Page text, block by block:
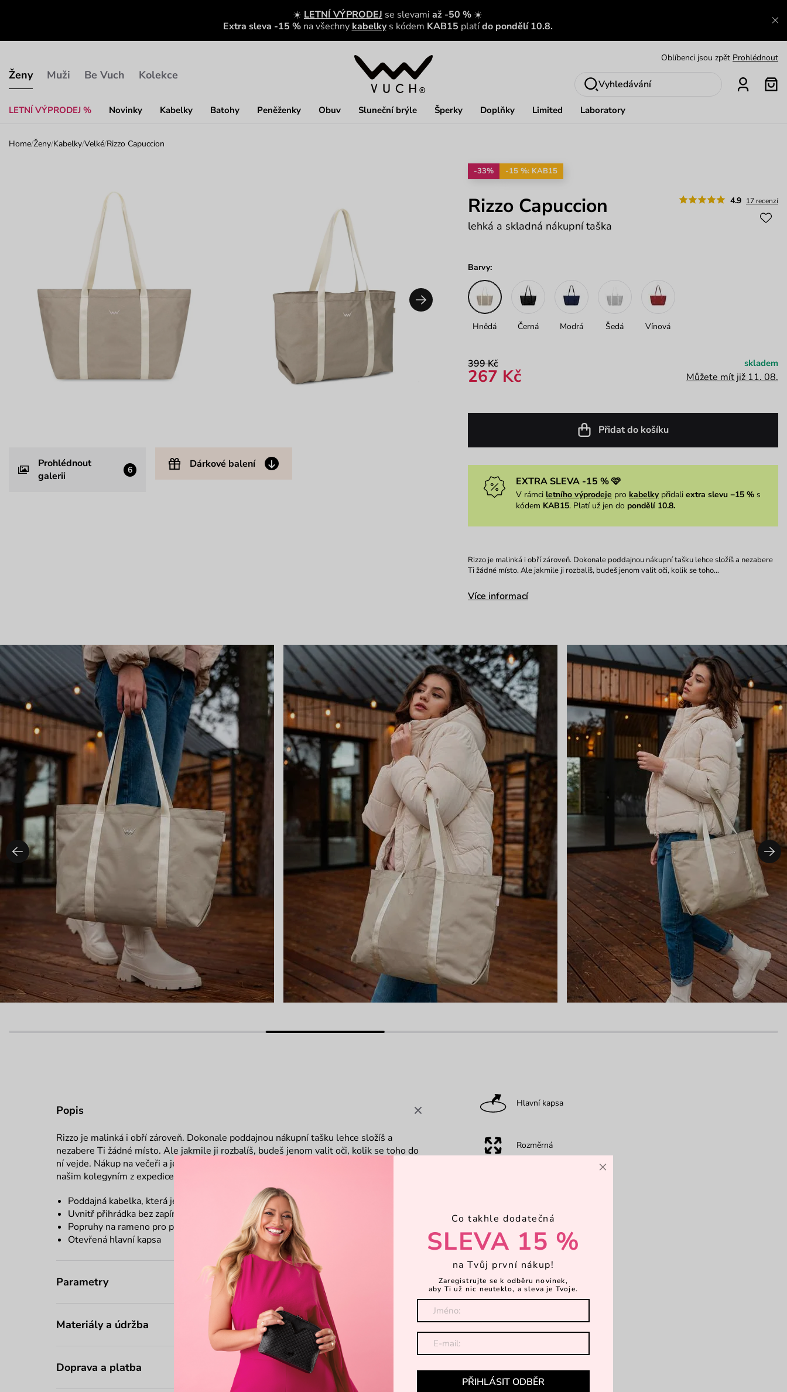
☀️ LETNÍ VÝPRODEJ se slevami až -50 % ☀️
Extra sleva -15 % na všechny kabelky s kódem KAB15 platído pondělí 10.8.
Ženy
LETNÍ VÝPRODEJ % Novinky Kabelky Batohy Peněženky Obuv Sluneční brýle Šperky Doplňky Limited Laboratory
Muži Be Vuch Kolekce
Nech se inspirovat Ukázat
Vyhledávání
Home/Ženy/Kabelky/Velké/Rizzo Capuccion
Prohlédnout
galerii
6 Dárkové balení
-33% -15 %: KAB15
4.9 17 recenzí
Rizzo Capuccion
lehká a skladná nákupní taška
Barvy:
Hnědá Černá Modrá Šedá Vínová
399 Kč
267 Kč
skladem
Můžete mít již 11. 08.
Přidat do košíku
EXTRA SLEVA -15 % 🩷
V rámci letního výprodeje pro kabelkypřidali extra slevu −15 %s
kódem KAB15. Platí už jen do pondělí 10.8.
Rizzo je malinká i obří zároveň. Dokonale poddajnou nákupní tašku lehce složíš a nezabere
Ti žádné místo. Ale jakmile ji rozbalíš, budeš jenom valit oči, kolik se toho…
Více informací
Popis
Rizzo je malinká i obří zároveň. Dokonale poddajnou nákupní tašku lehce složíš a
nezabere Ti žádné místo. Ale jakmile ji rozbalíš, budeš jenom valit oči, kolik se toho do
ní vejde. Nákup na večeři a ještě ti tam spousta místa zbyde. Za inspiraci patří díky
našim kolegyním z expedice. ♥
Poddajná kabelka, která je skladná a ideální na nákupy
Uvnitř přihrádka bez zapínání
Popruhy na rameno pro pohodlné nošení
Otevřená hlavní kapsa
Parametry
Materiály a údržba
Doprava a platba
Hlavní kapsa
Rozměrná
×
Co takhle dodatečná
SLEVA 15 %
na Tvůj první nákup!
Zaregistrujte se k odběru novinek,
aby Ti už nic neuteklo, a sleva je Tvoje.
PŘIHLÁSIT ODBĚR